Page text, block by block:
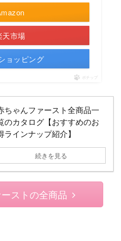
天市場
ョッピング
ポチップ
ちゃんファースト全商品一
のカタログ【おすすめのお
ラインナップ紹介】
続きを見る
ストの全商品